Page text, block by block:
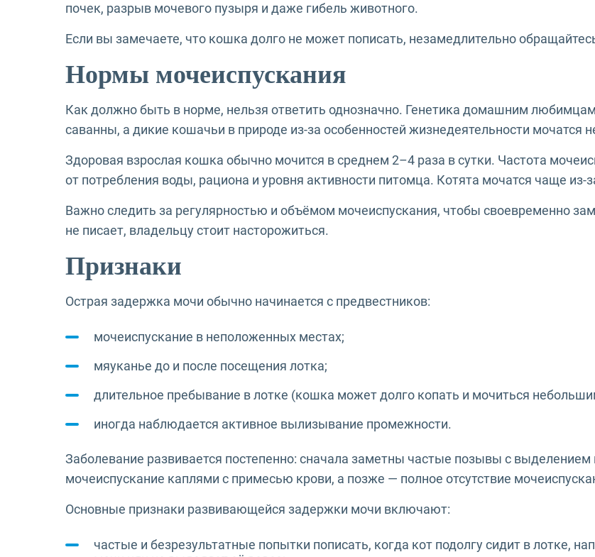
почек, разрыв мочевого пузыря и даже гибель животного.
Если вы замечаете, что кошка долго не может пописать, незамедлительно
Нормы мочеиспускания
Как должно быть в норме, нельзя ответить однозначно. Генетика домашним
саванны, а дикие кошачьи в природе из-за особенностей жизнедеятельности мочатся
Здоровая взрослая кошка обычно мочится в среднем 2–4 раза в сутки. Частота
от потребления воды, рациона и уровня активности питомца. Котята мочатся чаще из-
Важно следить за регулярностью и объёмом мочеиспускания, чтобы своевременно
не писает, владельцу стоит насторожиться.
Признаки
Острая задержка мочи обычно начинается с предвестников:
мочеиспускание в неположенных местах;
мяуканье до и после посещения лотка;
длительное пребывание в лотке (кошка может долго копать и мочиться
иногда наблюдается активное вылизывание промежности.
Заболевание развивается постепенно: сначала заметны частые позывы с
мочеиспускание каплями с примесью крови, а позже — полное отсутствие
Основные признаки развивающейся задержки мочи включают:
частые и безрезультатные попытки пописать, когда кот подолгу сидит в лотке,